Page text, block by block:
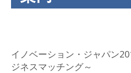
イノベーション・ジャパン
ジネスマッチング～